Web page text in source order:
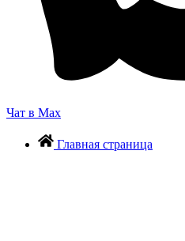
Чат в Max
Главная страница